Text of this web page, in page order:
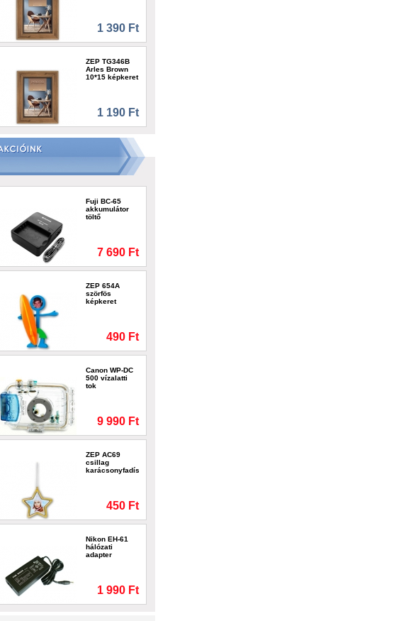
1 390 Ft
ZEP TG346B
Arles Brown
10*15 képkeret
1 190 Ft
Fuji BC-65
akkumulátor
töltő
7 690 Ft
ZEP 654A
szörfös
képkeret
490 Ft
Canon WP-DC
500 vízalatti
tok
9 990 Ft
ZEP AC69
csillag
karácsonyfadísz
450 Ft
Nikon EH-61
hálózati
adapter
1 990 Ft